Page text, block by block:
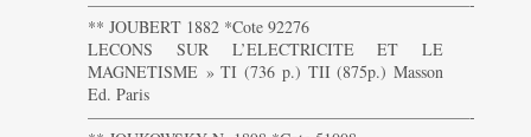
** JOUBERT 1882 *Cote 92276
LECONS SUR L’ELECTRICITE ET LE
MAGNETISME » TI (736 p.) TII (875p.) Masson
Ed. Paris
———————————————————————-